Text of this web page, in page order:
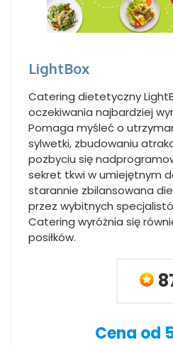
LightBox
Catering dietetyczny
oczekiwania najbardziej
Pomaga myśleć o
sylwetki, zbudowaniu
pozbyciu się
sekret tkwi w umiejętnym
starannie zbilansowana
przez wybitnych
Catering wyróżnia się
posiłków.
Cena od